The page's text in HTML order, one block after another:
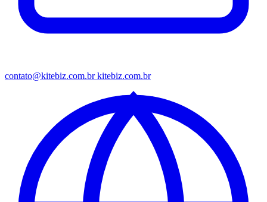
contato@kitebiz.com.br kitebiz.com.br